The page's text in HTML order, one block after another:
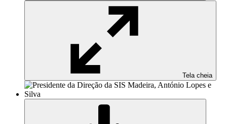
Tela cheia